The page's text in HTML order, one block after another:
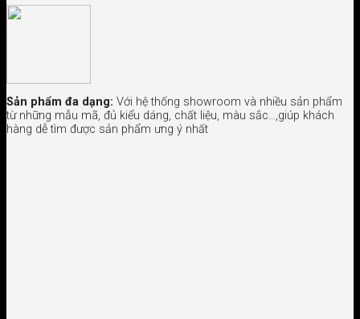
Sản phẩm đa dạng: Với hệ thống showroom và nhiều sản phẩm
từ những mẫu mã, đủ kiểu dáng, chất liệu, màu sắc…,giúp khách
hàng dễ tìm được sản phẩm ưng ý nhất